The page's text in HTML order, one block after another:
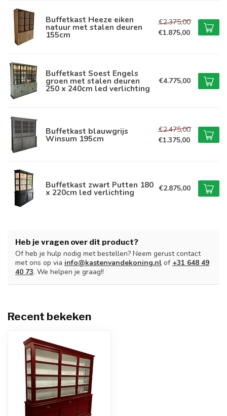
Buffetkast Heeze eiken
natuur met stalen deuren
155cm
€2.375,00
€1.875,00
Buffetkast Soest Engels
groen met stalen deuren
250 x 240cm led verlichting
€4.775,00
Buffetkast blauwgrijs
Winsum 195cm
€2.475,00
€1.375,00
Buffetkast zwart Putten 180
x 220cm led verlichting €2.875,00
Heb je vragen over dit product?
Of heb je hulp nodig met bestellen? Neem gerust contact
met ons op via info@kastenvandekoning.nl of +31 648 49
40 73. We helpen je graag!!
Recent bekeken